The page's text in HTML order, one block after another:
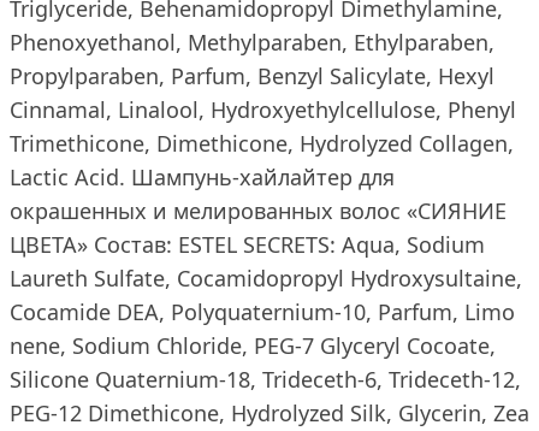
Triglyceride, Behenamidopropyl Dimethylamine,
Phenoxyethanol, Methylparaben, Ethylparaben,
Propylparaben, Parfum, Benzyl Salicylate, Hexyl
Cinnamal, Linalool, Hydroxyethylcellulose, Phenyl
Trimethicone, Dimethicone, Hydrolyzed Collagen,
Lactic Acid. Шампунь-хайлайтер для
окрашенных и мелированных волос «СИЯНИЕ
ЦВЕТА» Состав: ESTEL SECRETS: Aqua, Sodium
Laureth Sulfate, Cocamidopropyl Hydroxysultaine,
Cocamide DEA, Polyquaternium-10, Pаrfum, Limo
nene, Sodium Chloride, PEG-7 Glyceryl Cocoate,
Silicone Quaternium-18, Trideceth-6, Trideceth-12,
PEG-12 Dimethicone, Hydrolyzed Silk, Glycerin, Zea